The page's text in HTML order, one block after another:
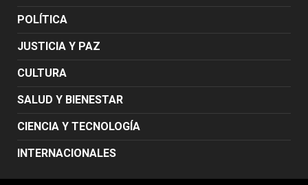
POLÍTICA
JUSTICIA Y PAZ
CULTURA
SALUD Y BIENESTAR
CIENCIA Y TECNOLOGÍA
INTERNACIONALES